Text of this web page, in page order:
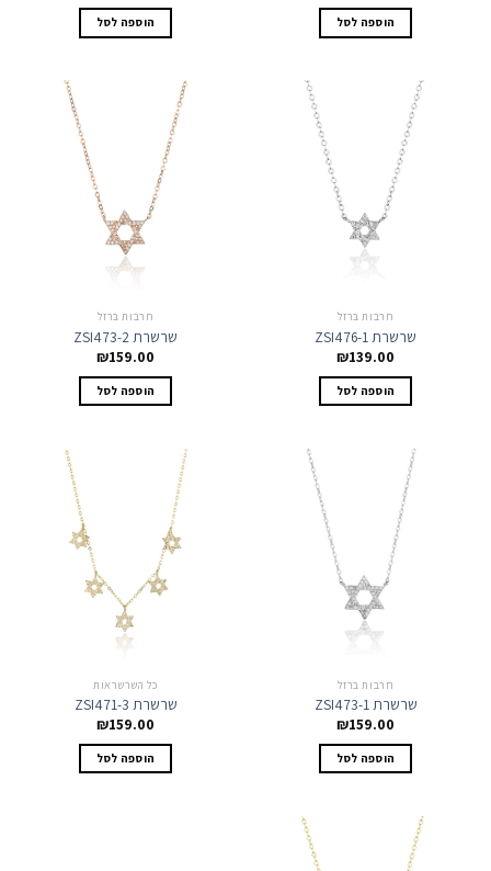
הוספה לסל הוספה לסל
חרבות ברזל
שרשרת ZSI476-1
₪139.00
הוספה לסל
חרבות ברזל
שרשרת ZSI473-2
₪159.00
הוספה לסל
חרבות ברזל
שרשרת ZSI473-1
₪159.00
הוספה לסל
כל השרשראות
שרשרת ZSI471-3
₪159.00
הוספה לסל